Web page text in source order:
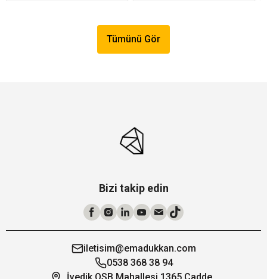
Tümünü Gör
Bizi takip edin
iletisim@emadukkan.com
0538 368 38 94